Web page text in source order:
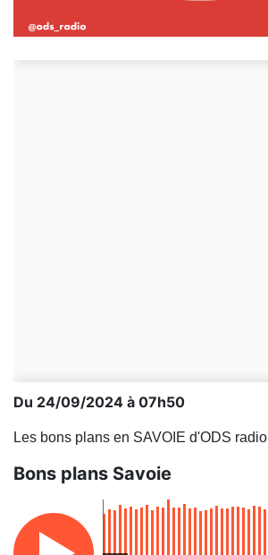
Du 24/09/2024 à 07h50
Les bons plans en SAVOIE d'ODS radio
Bons plans Savoie